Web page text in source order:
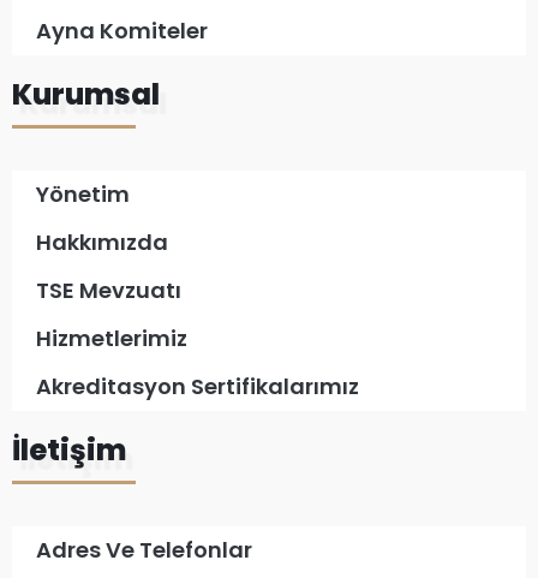
Ayna Komiteler
Kurumsal
Yönetim
Hakkımızda
TSE Mevzuatı
Hizmetlerimiz
Akreditasyon Sertifikalarımız
İletişim
Adres Ve Telefonlar